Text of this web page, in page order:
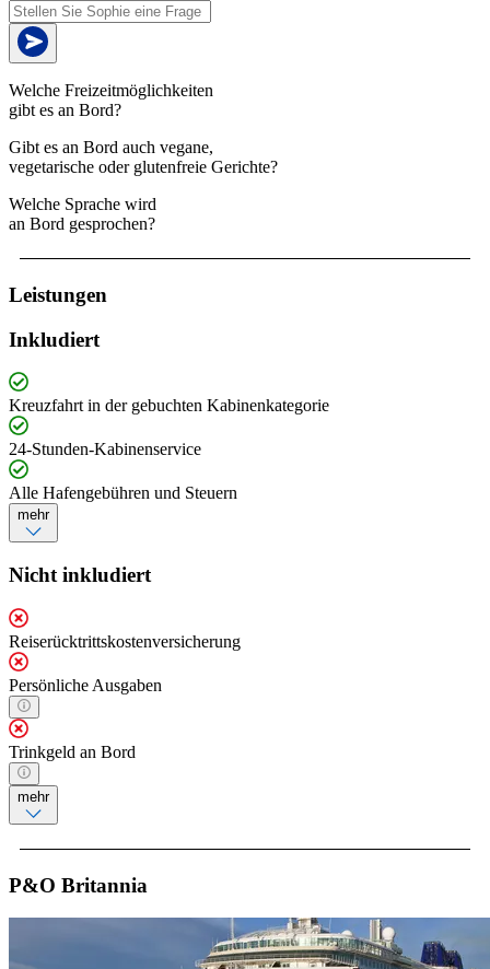
Welche Freizeitmöglichkeiten
gibt es an Bord?
Gibt es an Bord auch vegane,
vegetarische oder glutenfreie Gerichte?
Welche Sprache wird
an Bord gesprochen?
Leistungen
Inkludiert
Kreuzfahrt in der gebuchten Kabinenkategorie
24-Stunden-Kabinenservice
Alle Hafengebühren und Steuern
mehr
Nicht inkludiert
Reiserücktrittskostenversicherung
Persönliche Ausgaben
Trinkgeld an Bord
mehr
P&O Britannia